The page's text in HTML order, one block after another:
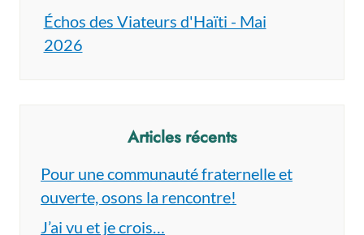
Échos des Viateurs d'Haïti - Mai
2026
Articles récents
Pour une communauté fraternelle et
ouverte, osons la rencontre!
J’ai vu et je crois…